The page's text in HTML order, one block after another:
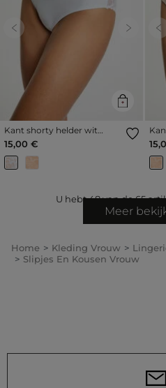
Previous Next
Kant shorty helder wit
15,00 €
U hebt48van de65
Meer
Home Kleding Vrouw
Slipjes En Kousen Vrouw